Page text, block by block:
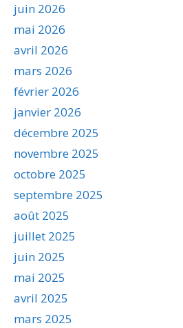
juin 2026
mai 2026
avril 2026
mars 2026
février 2026
janvier 2026
décembre 2025
novembre 2025
octobre 2025
septembre 2025
août 2025
juillet 2025
juin 2025
mai 2025
avril 2025
mars 2025